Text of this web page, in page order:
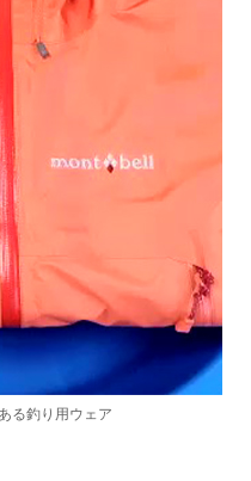
る釣り用ウェア